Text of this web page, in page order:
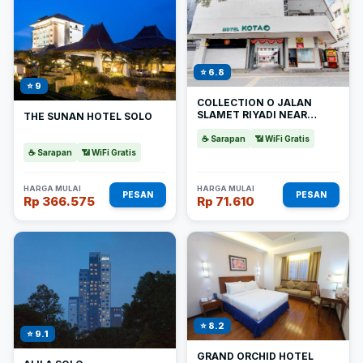
⭐ 9
THE SUNAN HOTEL SOLO
☕ Sarapan 📶 WiFi Gratis
HARGA MULAI
Rp 366.575 PESAN
⭐ 6.8
COLLECTION O JALAN
SLAMET RIYADI NEAR
FORMERLY HOTEL GRAND
☕ Sarapan 📶 WiFi Gratis
HARGA MULAI
Rp 71.610 PESAN
⭐ 9.1
⭐ 8.2
GRAND ORCHID HOTEL